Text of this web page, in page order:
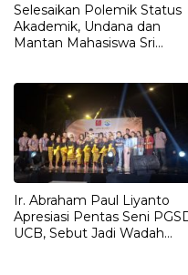
Selesaikan Polemik Status
Akademik, Undana dan
Mantan Mahasiswa Sri
Terbuka
Ir. Abraham Paul Liyanto
Apresiasi Pentas Seni
UCB, Sebut Jadi Wadah